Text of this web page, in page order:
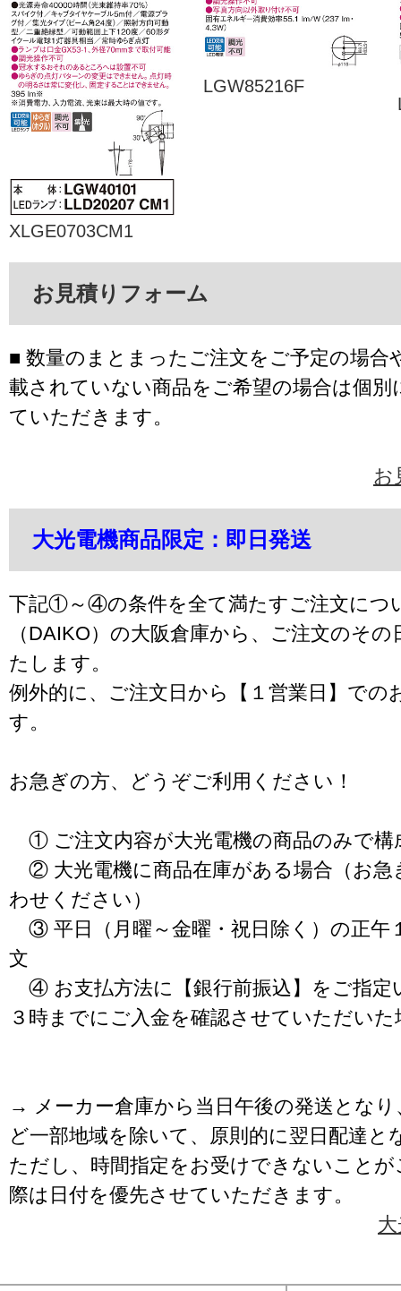
XLGE0703CM1
LGW85216F
お見積りフォーム
■ 数量のまとまったご注文をご予定の場合
載されていない商品をご希望の場合は個別
ていただきます。
お
大光電機商品限定：即日発送
下記①～④の条件を全て満たすご注文につ
（DAIKO）の大阪倉庫から、ご注文のそ
たします。
例外的に、ご注文日から【１営業日】での
す。
お急ぎの方、どうぞご利用ください！
① ご注文内容が大光電機の商品のみで構
② 大光電機に商品在庫がある場合（お急
わせください）
③ 平日（月曜～金曜・祝日除く）の正午
文
④ お支払方法に【銀行前振込】をご指定
３時までにご入金を確認させていただいた
→ メーカー倉庫から当日午後の発送となり
ど一部地域を除いて、原則的に翌日配達と
ただし、時間指定をお受けできないこと
際は日付を優先させていただきます。